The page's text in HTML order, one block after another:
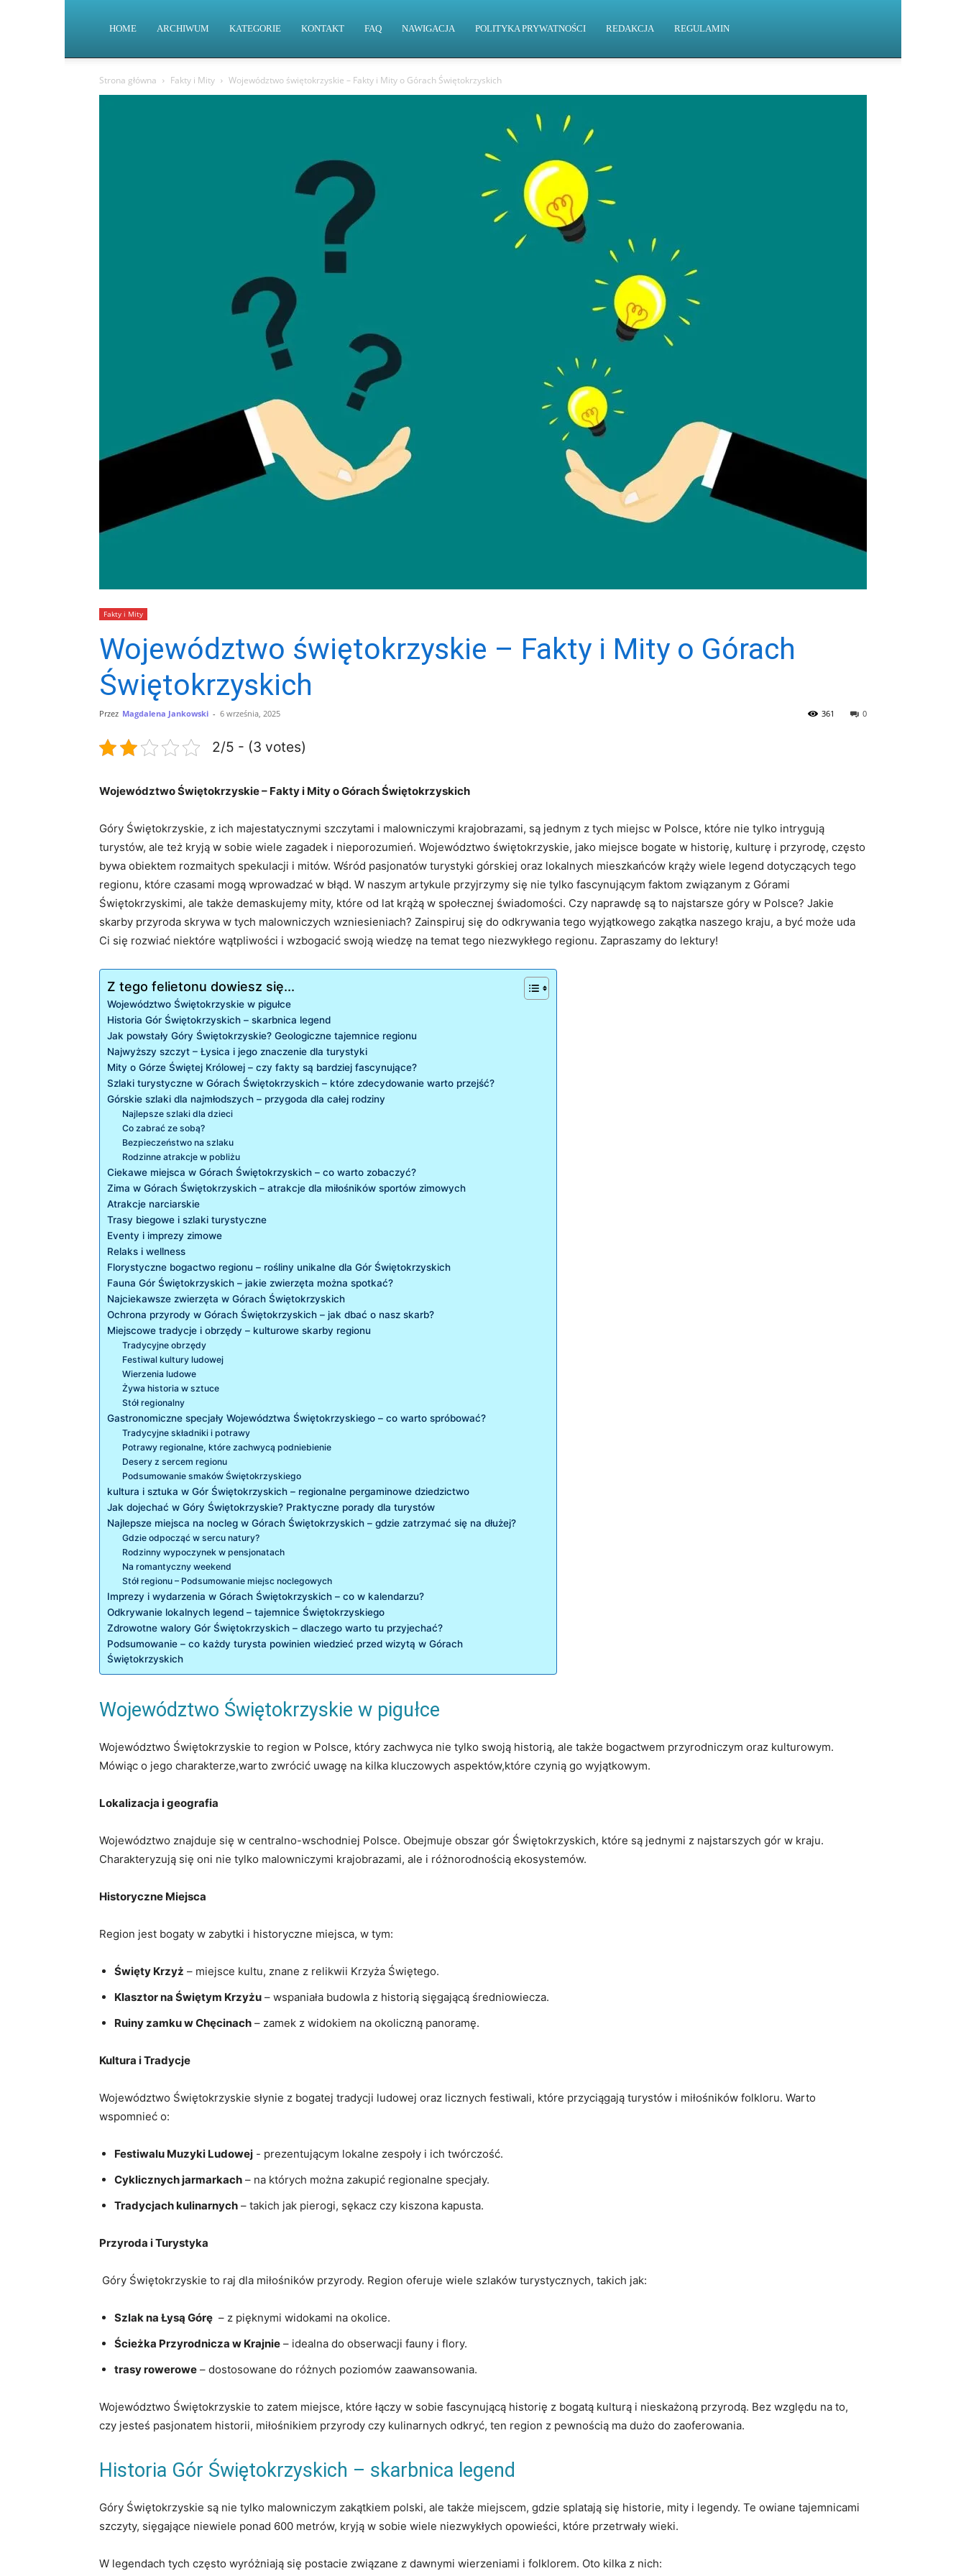
HOME ARCHIWUM KATEGORIE KONTAKT FAQ NAWIGACJA POLITYKA PRYWATNOŚCI REDAKCJA REGULAMIN
Strona główna Fakty i Mity Województwo świętokrzyskie – Fakty i Mity o Górach Świętokrzyskich
Fakty i Mity
Województwo świętokrzyskie – Fakty i Mity o Górach
Świętokrzyskich
Przez Magdalena Jankowski - 6 września, 2025 0
361
2/5 - (3 votes)
Województwo Świętokrzyskie – Fakty i Mity o Górach Świętokrzyskich
Góry Świętokrzyskie, z ich majestatycznymi szczytami i malowniczymi krajobrazami, są jednym ​z tych⁣ miejsc w Polsce, które nie tylko intrygują
turystów, ale też kryją w sobie wiele zagadek i nieporozumień. Województwo świętokrzyskie, jako miejsce bogate w historię, kulturę i przyrodę, często
bywa obiektem rozmaitych spekulacji⁣ i mitów. Wśród pasjonatów turystyki górskiej⁢ oraz lokalnych mieszkańców krąży wiele legend dotyczących tego
regionu, które czasami mogą wprowadzać w błąd. W naszym ‌artykule przyjrzymy się nie‌ tylko fascynującym faktom związanym z Górami
Świętokrzyskimi, ale ‌także demaskujemy mity, które od lat⁣ krążą w społecznej świadomości. Czy naprawdę są to najstarsze góry w Polsce? Jakie
skarby przyroda skrywa⁣ w tych malowniczych wzniesieniach? Zainspiruj się do odkrywania‍ tego ⁤wyjątkowego​ zakątka naszego kraju, a być może⁤ uda
Ci ⁢się rozwiać niektóre‍ wątpliwości​ i wzbogacić swoją wiedzę na ​temat tego niezwykłego regionu. Zapraszamy do lektury!
Z tego felietonu dowiesz się...
Województwo Świętokrzyskie w pigułce
Historia Gór Świętokrzyskich – skarbnica legend
Jak powstały Góry Świętokrzyskie? ⁤Geologiczne tajemnice regionu
Najwyższy ‌szczyt – Łysica i jego znaczenie dla turystyki
Mity o Górze Świętej Królowej – czy fakty są bardziej fascynujące?
Szlaki turystyczne w Górach Świętokrzyskich – które zdecydowanie warto przejść?
Górskie szlaki dla najmłodszych – przygoda dla całej rodziny
Najlepsze szlaki dla dzieci
Co zabrać ze sobą?
Bezpieczeństwo na szlaku
Rodzinne atrakcje w pobliżu
Ciekawe miejsca w Górach Świętokrzyskich – co warto zobaczyć?
Zima w Górach Świętokrzyskich – atrakcje dla miłośników sportów zimowych
Atrakcje narciarskie
Trasy biegowe i szlaki turystyczne
Eventy i imprezy zimowe
Relaks i wellness
Florystyczne bogactwo ⁤regionu – rośliny unikalne dla Gór‌ Świętokrzyskich
Fauna Gór Świętokrzyskich – jakie zwierzęta można spotkać?
Najciekawsze zwierzęta w Górach Świętokrzyskich
Ochrona przyrody w Górach Świętokrzyskich –‌ jak dbać o nasz skarb?
Miejscowe tradycje​ i obrzędy – kulturowe skarby ⁤regionu
Tradycyjne obrzędy
Festiwal kultury ludowej
Wierzenia ludowe
Żywa historia ⁤w sztuce
Stół regionalny
Gastronomiczne specjały Województwa Świętokrzyskiego – co warto spróbować?
Tradycyjne składniki i potrawy
Potrawy regionalne, które zachwycą podniebienie
Desery z sercem regionu
Podsumowanie ⁣smaków⁤ Świętokrzyskiego
kultura⁢ i sztuka w Gór‌ Świętokrzyskich – regionalne pergaminowe dziedzictwo
Jak dojechać w Góry⁢ Świętokrzyskie? Praktyczne porady dla turystów
Najlepsze miejsca na nocleg ‌w⁤ Górach Świętokrzyskich – gdzie zatrzymać się na dłużej?
Gdzie odpocząć w sercu natury?
Rodzinny⁣ wypoczynek w pensjonatach
Na romantyczny weekend
Stół regionu – Podsumowanie​ miejsc noclegowych
Imprezy i wydarzenia w Górach Świętokrzyskich – co w kalendarzu?
Odkrywanie lokalnych legend –‍ tajemnice Świętokrzyskiego
Zdrowotne walory Gór Świętokrzyskich – dlaczego warto tu przyjechać?
Podsumowanie – co każdy turysta ‍powinien wiedzieć przed wizytą ‍w Górach
Świętokrzyskich
Województwo Świętokrzyskie w pigułce
Województwo Świętokrzyskie to region w Polsce, który zachwyca nie tylko swoją historią, ale także bogactwem‌ przyrodniczym oraz kulturowym.
Mówiąc o jego charakterze,warto zwrócić uwagę na kilka kluczowych aspektów,które czynią go ‌wyjątkowym.
Lokalizacja i geografia
Województwo znajduje się w⁣ centralno-wschodniej‌ Polsce. Obejmuje obszar gór Świętokrzyskich, które ⁤są jednymi z najstarszych gór w kraju.
Charakteryzują się oni nie tylko‌ malowniczymi krajobrazami, ⁤ale⁤ i różnorodnością ekosystemów.
Historyczne Miejsca
Region jest ‍bogaty w zabytki i historyczne miejsca, w tym:
Święty Krzyż – miejsce kultu, znane ⁣z relikwii Krzyża Świętego.
Klasztor ‌na ‍Świętym Krzyżu – wspaniała budowla z‌ historią sięgającą średniowiecza.
Ruiny zamku w Chęcinach – zamek z widokiem na okoliczną panoramę.
Kultura i Tradycje
Województwo Świętokrzyskie słynie z bogatej​ tradycji ludowej oraz licznych festiwali, które przyciągają turystów i miłośników ​folkloru. Warto
wspomnieć o:
Festiwalu Muzyki Ludowej -⁤ prezentującym⁢ lokalne‌ zespoły i ich twórczość.
Cyklicznych jarmarkach – na których można zakupić regionalne specjały.
Tradycjach kulinarnych – takich jak pierogi, sękacz czy kiszona ‌kapusta.
Przyroda i Turystyka
‍ Góry Świętokrzyskie to raj‍ dla miłośników przyrody. ​Region oferuje wiele szlaków turystycznych,⁢ takich jak:
Szlak na Łysą Górę ⁤ – ⁢z pięknymi widokami na okolice.
Ścieżka ​Przyrodnicza w Krajnie – idealna do⁢ obserwacji⁢ fauny i flory.
trasy rowerowe – dostosowane do różnych poziomów zaawansowania.
Województwo Świętokrzyskie to zatem miejsce, które łączy w sobie fascynującą historię z bogatą kulturą i nieskażoną przyrodą. Bez względu na to,
czy jesteś pasjonatem⁢ historii, ‌miłośnikiem przyrody czy⁢ kulinarnych odkryć, ten region z pewnością ma dużo do zaoferowania.
Historia Gór Świętokrzyskich – skarbnica legend
Góry Świętokrzyskie są nie tylko malowniczym zakątkiem‌ polski, ale także miejscem, gdzie splatają się historie, mity i legendy. Te owiane tajemnicami
szczyty,⁢ sięgające⁣ niewiele ponad 600 metrów, kryją w sobie wiele niezwykłych opowieści, które⁣ przetrwały wieki.
W legendach⁢ tych często wyróżniają się postacie związane z dawnymi wierzeniami i folklorem.‌ Oto kilka z nich: